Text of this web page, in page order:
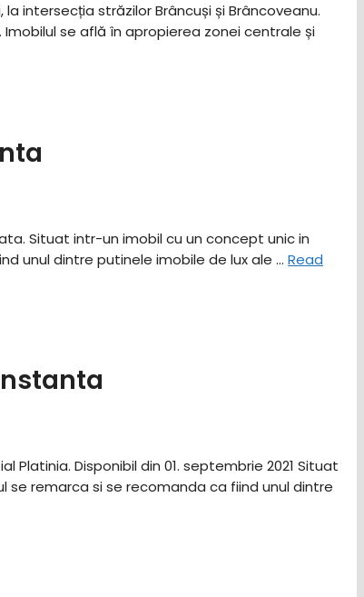
intersecția străzilor Brâncuși și Brâncoveanu.
se află în apropierea zonei centrale și
Situat intr-un imobil cu un concept unic in
unul dintre putinele imobile de lux ale … Read
Disponibil din 01. septembrie 2021 Situat
remarca si se recomanda ca fiind unul dintre